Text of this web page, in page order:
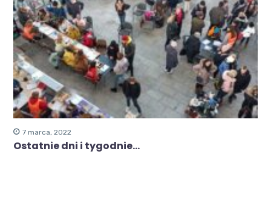
7 marca, 2022
Ostatnie dni i tygodnie…